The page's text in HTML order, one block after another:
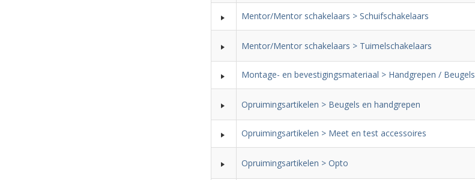
Mentor/Mentor schakelaars > Schuifschakelaars
Mentor/Mentor schakelaars > Tuimelschakelaars
Montage- en bevestigingsmateriaal > Handgrepen / Beugels
Opruimingsartikelen > Beugels en handgrepen
Opruimingsartikelen > Meet en test accessoires
Opruimingsartikelen > Opto